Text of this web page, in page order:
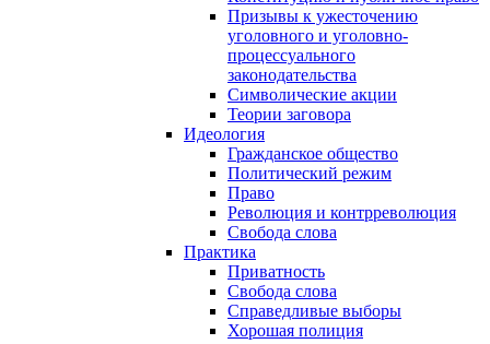
Призывы к ужесточению
уголовного и уголовно-
процессуального
законодательства
Символические акции
Теории заговора
Идеология
Гражданское общество
Политический режим
Право
Революция и контрреволюция
Свобода слова
Практика
Приватность
Свобода слова
Справедливые выборы
Хорошая полиция